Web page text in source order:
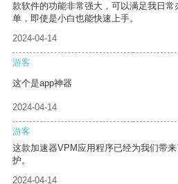
款软件的功能非常强大，可以满足我日
单，即使是小白也能快速上手。
2024-04-14
游客
这个是app神器
2024-04-14
游客
这款加速器VPM应用程序已经为我们带
护。
2024-04-14